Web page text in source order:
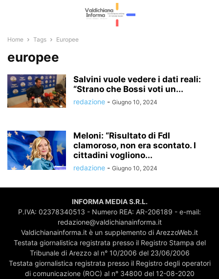
Home Tags Europee
europee
Salvini vuole vedere i dati reali:
“Strano che Bossi voti un...
redazione - Giugno 10, 2024
Meloni: “Risultato di FdI
clamoroso, non era scontato. I
cittadini vogliono...
redazione - Giugno 10, 2024
INFORMA MEDIA S.R.L.
P.IVA: 02378340513 - Numero REA: AR-206189 - e-mail:
redazione@valdichianainforma.it
Valdichianainforma.it è un supplemento di ArezzoWeb.it
Testata giornalistica registrata presso il Registro Stampa del
Tribunale di Arezzo al n° 10/2006 del 23/06/2006
Testata giornalistica registrata presso il Registro degli operatori
di comunicazione (ROC) al n° 34800 del 12-08-2020